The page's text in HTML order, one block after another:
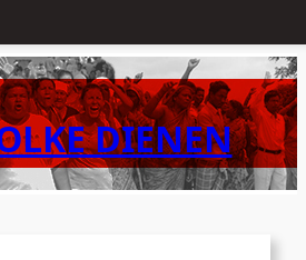
DIENEN